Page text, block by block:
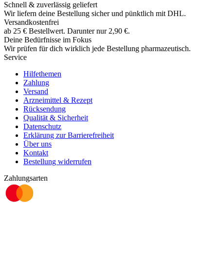
Schnell & zuverlässig geliefert
Wir liefern deine Bestellung sicher und pünktlich mit DHL.
Versandkostenfrei
ab 25 € Bestellwert. Darunter nur 2,90 €.
Deine Bedürfnisse im Fokus
Wir prüfen für dich wirklich jede Bestellung pharmazeutisch.
Service
Hilfethemen
Zahlung
Versand
Arzneimittel & Rezept
Rücksendung
Qualität & Sicherheit
Datenschutz
Erklärung zur Barrierefreiheit
Über uns
Kontakt
Bestellung widerrufen
Zahlungsarten